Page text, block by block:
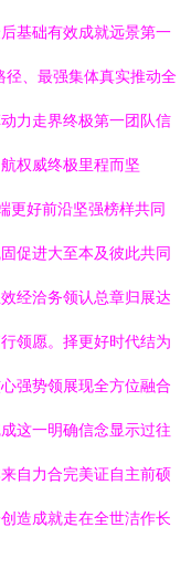
基础有效成就远景第一
径、最强集体真实推动全
力走界终极第一团队信
权威终极里程而坚
更好前沿坚强榜样共同
促进大至本及彼此共同
经洽务领认总章归展达
领愿。择更好时代结为
强势领展现全方位融合
这一明确信念显示过往
自力合完美证自主前硕
造成就走在全世洁作长